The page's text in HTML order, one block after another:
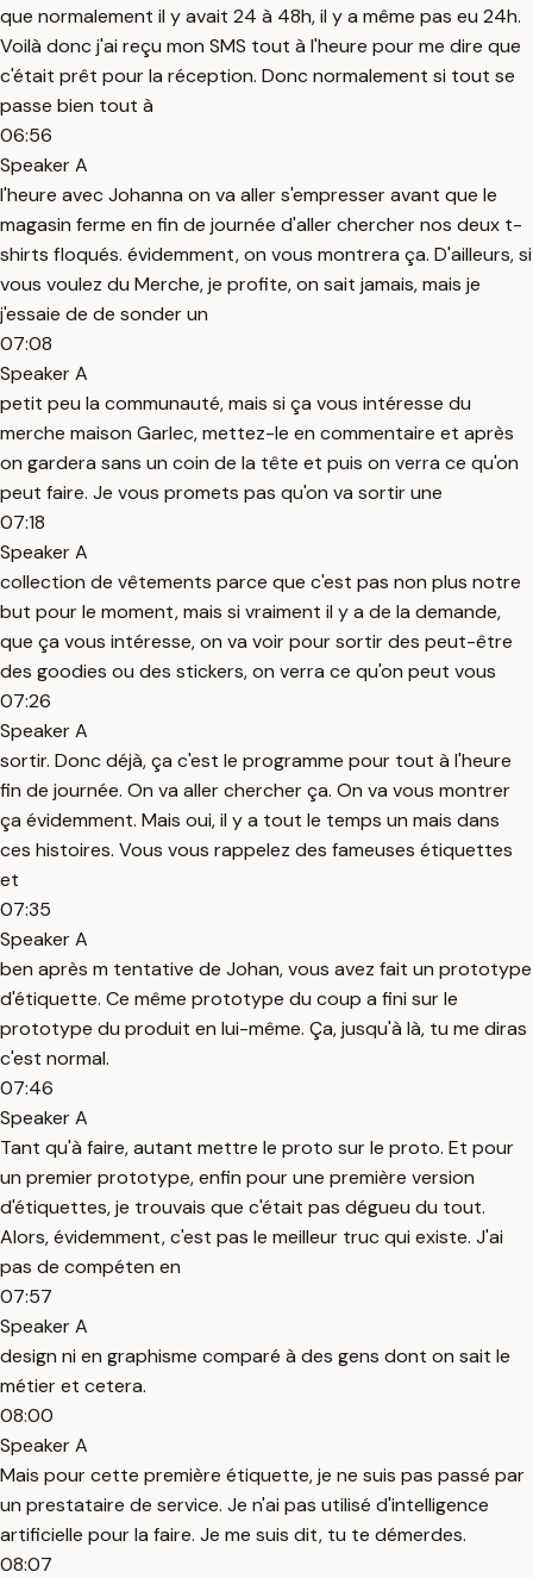
que normalement il y avait 24 à 48h, il y a même pas eu 24h.
Voilà donc j'ai reçu mon SMS tout à l'heure pour me dire que
c'était prêt pour la réception. Donc normalement si tout se
passe bien tout à
06:56
Speaker A
l'heure avec Johanna on va aller s'empresser avant que le
magasin ferme en fin de journée d'aller chercher nos deux t-
shirts floqués. évidemment, on vous montrera ça. D'ailleurs, si
vous voulez du Merche, je profite, on sait jamais, mais je
j'essaie de de sonder un
07:08
Speaker A
petit peu la communauté, mais si ça vous intéresse du
merche maison Garlec, mettez-le en commentaire et après
on gardera sans un coin de la tête et puis on verra ce qu'on
peut faire. Je vous promets pas qu'on va sortir une
07:18
Speaker A
collection de vêtements parce que c'est pas non plus notre
but pour le moment, mais si vraiment il y a de la demande,
que ça vous intéresse, on va voir pour sortir des peut-être
des goodies ou des stickers, on verra ce qu'on peut vous
07:26
Speaker A
sortir. Donc déjà, ça c'est le programme pour tout à l'heure
fin de journée. On va aller chercher ça. On va vous montrer
ça évidemment. Mais oui, il y a tout le temps un mais dans
ces histoires. Vous vous rappelez des fameuses étiquettes
et
07:35
Speaker A
ben après m tentative de Johan, vous avez fait un prototype
d'étiquette. Ce même prototype du coup a fini sur le
prototype du produit en lui-même. Ça, jusqu'à là, tu me diras
c'est normal.
07:46
Speaker A
Tant qu'à faire, autant mettre le proto sur le proto. Et pour
un premier prototype, enfin pour une première version
d'étiquettes, je trouvais que c'était pas dégueu du tout.
Alors, évidemment, c'est pas le meilleur truc qui existe. J'ai
pas de compéten en
07:57
Speaker A
design ni en graphisme comparé à des gens dont on sait le
métier et cetera.
08:00
Speaker A
Mais pour cette première étiquette, je ne suis pas passé par
un prestataire de service. Je n'ai pas utilisé d'intelligence
artificielle pour la faire. Je me suis dit, tu te démerdes.
08:07